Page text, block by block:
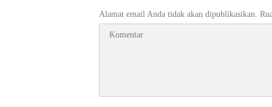
Alamat email Anda tidak akan dipublikasikan.